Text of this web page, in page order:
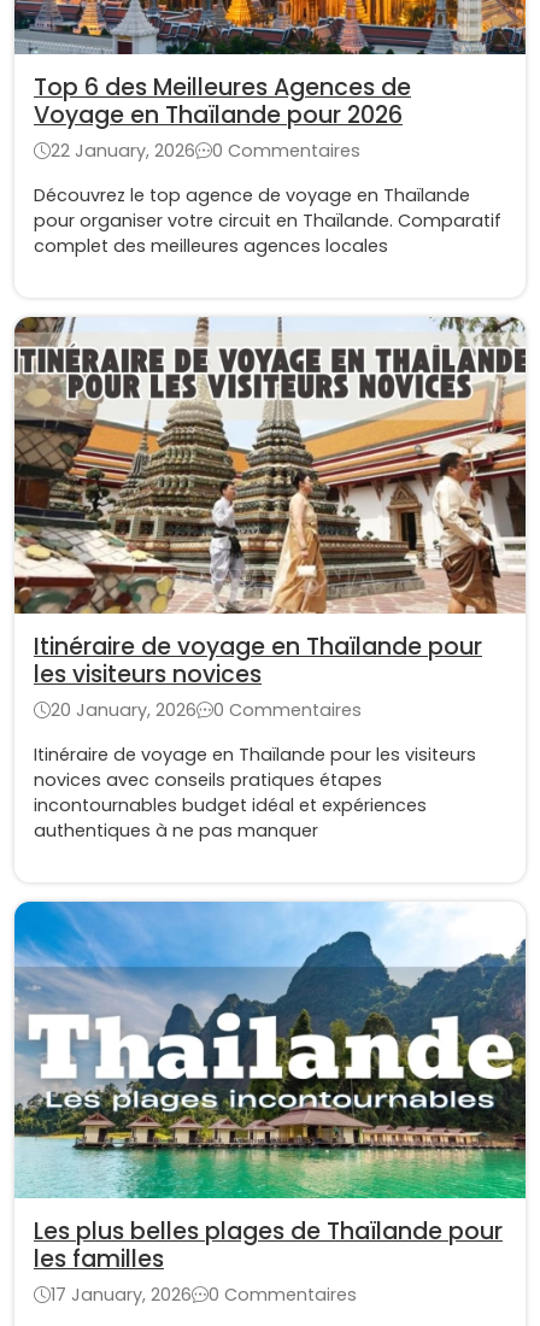
Top 6 des Meilleures Agences de
Voyage en Thaïlande pour 2026
22 January, 2026
0 Commentaires
Découvrez le top agence de voyage en Thaïlande
pour organiser votre circuit en Thaïlande. Comparatif
complet des meilleures agences locales
Itinéraire de voyage en Thaïlande pour
les visiteurs novices
20 January, 2026
0 Commentaires
Itinéraire de voyage en Thaïlande pour les visiteurs
novices avec conseils pratiques étapes
incontournables budget idéal et expériences
authentiques à ne pas manquer
Les plus belles plages de Thaïlande pour
les familles
17 January, 2026
0 Commentaires